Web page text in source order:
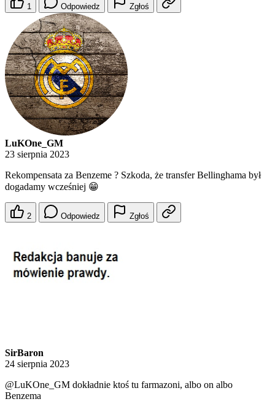
1 Odpowiedz Zgłoś
LuKOne_GM
23 sierpnia 2023
Rekompensata za Benzeme ? Szkoda, że transfer Bellinghama był
dogadamy wcześniej 😁
2 Odpowiedz Zgłoś
SirBaron
24 sierpnia 2023
@LuKOne_GM dokładnie ktoś tu farmazoni, albo on albo
Benzema